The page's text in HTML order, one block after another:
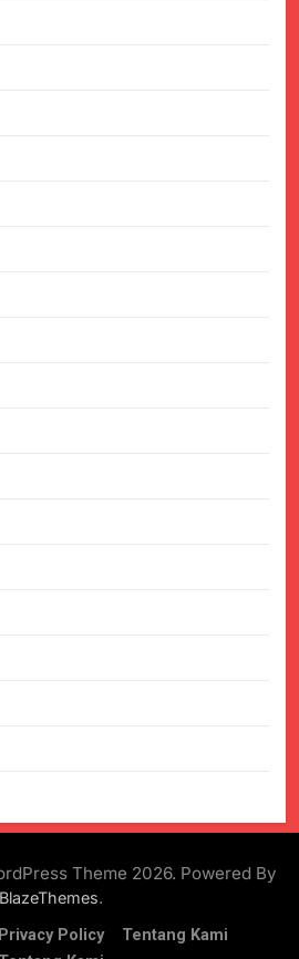
Theme 2026. Powered By
BlazeThemes.
Privacy Policy
Tentang Kami